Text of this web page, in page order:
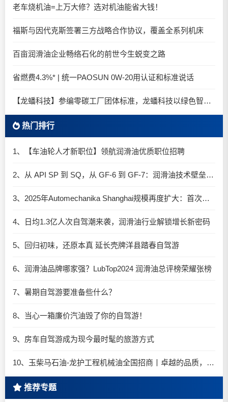
老车烧机油=上万大修？选对机油能省大钱！
福斯与因代克斯签署三方战略合作协议，覆盖全系列机床
百亩润滑油企业畅络石化的前世今生蜕变之路
省燃费4.3%* | 统一PAOSUN 0W-20用认证和标准说话
【龙蟠科技】参编零碳工厂团体标准，龙蟠科技以绿色智造锚定零碳未来
热门排行
1、【车油轮人才新职位】领航润滑油优质职位招聘
2、从 API SP 到 SQ，从 GF-6 到 GF-7：润滑油技术壁垒再升高，你准备好了吗？
3、2025年Automechanika Shanghai规模再度扩大：首次启用国家会展中心（上海）全部15个展馆
4、日均1.3亿人次自驾潮来袭，润滑油行业解锁增长新密码​
5、回归初味，还原本真 延长壳牌洋县踏春自驾游
6、润滑油品牌哪家强？LubTop2024 润滑油总评榜荣耀张榜
7、暑期自驾游要准备些什么？
8、当心一箱廉价汽油毁了你的自驾游！
9、房车自驾游成为现今最时髦的旅游方式
10、玉柴马石油-龙护工程机械油全国招商丨卓越的品质，专业的品牌！
推荐专题